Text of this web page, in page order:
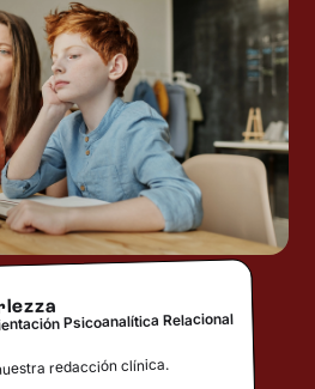
Psicoanalítica Relacional
redacción clínica.